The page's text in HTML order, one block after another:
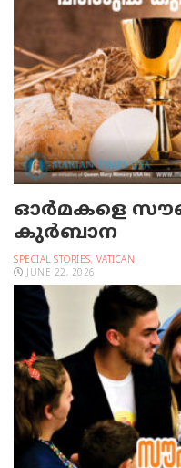
ഓര്‍മകളെ
കുര്‍ബാന
SPECIAL STORIES, VATICAN
JUNE 22, 2026